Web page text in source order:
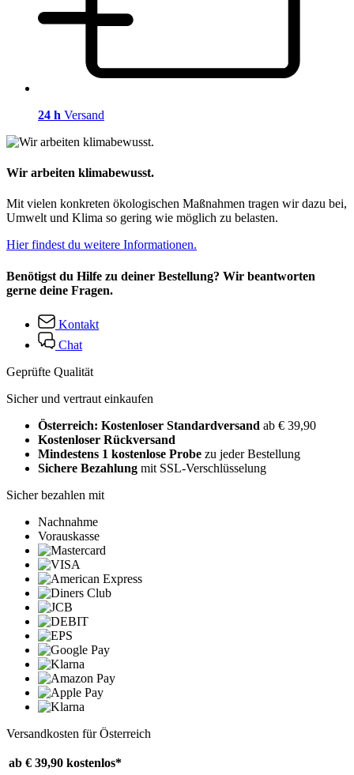
24 h Versand
Wir arbeiten klimabewusst.
Mit vielen konkreten ökologischen Maßnahmen tragen wir dazu bei,
Umwelt und Klima so gering wie möglich zu belasten.
Hier findest du weitere Informationen.
Benötigst du Hilfe zu deiner Bestellung? Wir beantworten
gerne deine Fragen.
Kontakt
Chat
Geprüfte Qualität
Sicher und vertraut einkaufen
Österreich: Kostenloser Standardversand ab € 39,90
Kostenloser Rückversand
Mindestens 1 kostenlose Probe zu jeder Bestellung
Sichere Bezahlung mit SSL-Verschlüsselung
Sicher bezahlen mit
Nachnahme
Vorauskasse
Versandkosten für Österreich
ab € 39,90 kostenlos*